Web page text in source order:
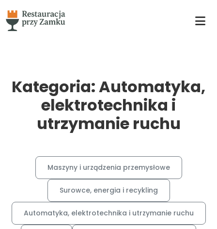
Kategoria: Automatyka,
elektrotechnika i
utrzymanie ruchu
Maszyny i urządzenia przemysłowe
Surowce, energia i recykling
Automatyka, elektrotechnika i utrzymanie ruchu